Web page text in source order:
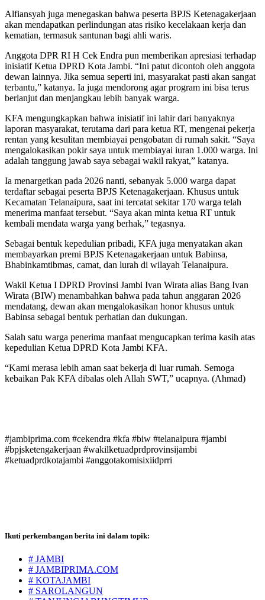
Alfiansyah juga menegaskan bahwa peserta BPJS Ketenagakerjaan
akan mendapatkan perlindungan atas risiko kecelakaan kerja dan
kematian, termasuk santunan bagi ahli waris.
Anggota DPR RI H Cek Endra pun memberikan apresiasi terhadap
inisiatif Ketua DPRD Kota Jambi. “Ini patut dicontoh oleh anggota
dewan lainnya. Jika semua seperti ini, masyarakat pasti akan sangat
terbantu,” katanya. Ia juga mendorong agar program ini bisa terus
berlanjut dan menjangkau lebih banyak warga.
KFA mengungkapkan bahwa inisiatif ini lahir dari banyaknya
laporan masyarakat, terutama dari para ketua RT, mengenai pekerja
rentan yang kesulitan membiayai pengobatan di rumah sakit. “Saya
mengalokasikan pokir saya untuk membiayai iuran 1.000 warga. Ini
adalah tanggung jawab saya sebagai wakil rakyat,” katanya.
Ia menargetkan pada 2026 nanti, sebanyak 5.000 warga dapat
terdaftar sebagai peserta BPJS Ketenagakerjaan. Khusus untuk
Kecamatan Telanaipura, saat ini tercatat sekitar 170 warga telah
menerima manfaat tersebut. “Saya akan minta ketua RT untuk
kembali mendata warga yang berhak,” tegasnya.
Sebagai bentuk kepedulian pribadi, KFA juga menyatakan akan
membayarkan premi BPJS Ketenagakerjaan untuk Babinsa,
Bhabinkamtibmas, camat, dan lurah di wilayah Telanaipura.
Wakil Ketua I DPRD Provinsi Jambi Ivan Wirata alias Bang Ivan
Wirata (BIW) menambahkan bahwa pada tahun anggaran 2026
mendatang, dewan akan mengalokasikan honor khusus untuk
Babinsa sebagai bentuk perhatian dan dukungan.
Salah satu warga penerima manfaat mengucapkan terima kasih atas
kepedulian Ketua DPRD Kota Jambi KFA.
“Kami merasa lebih aman saat bekerja di luar rumah. Semoga
kebaikan Pak KFA dibalas oleh Allah SWT,” ucapnya. (Ahmad)
#jambiprima.com #cekendra #kfa #biw #telanaipura #jambi
#bpjsketengakerjaan #wakilketuadprdprovinsijambi
#ketuadprdkotajambi #anggotakomisixiidprri
Ikuti perkembangan berita ini dalam topik:
# JAMBI
# JAMBIPRIMA.COM
# KOTAJAMBI
# SAROLANGUN